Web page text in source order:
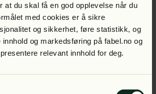
at du skal få en god opplevelse når du
med cookies er å sikre
og sikkerhet, føre statistikk, og
innhold og markedsføring på fabel.no og
relevant innhold for deg.